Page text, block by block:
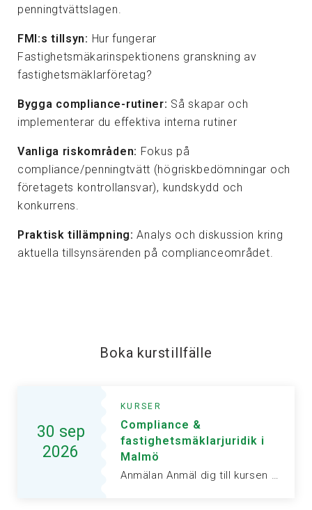
penningtvättslagen.
FMI:s tillsyn: Hur fungerar
Fastighetsmäkarinspektionens granskning av
fastighetsmäklarföretag?
Bygga compliance-rutiner: Så skapar och
implementerar du effektiva interna rutiner
Vanliga riskområden: Fokus på
compliance/penningtvätt (högriskbedömningar och
företagets kontrollansvar), kundskydd och
konkurrens.
Praktisk tillämpning: Analys och diskussion kring
aktuella tillsynsärenden på complianceområdet.
Boka kurstillfälle
30 sep
2026
KURSER
Compliance &
fastighetsmäklarjuridik i
Malmö